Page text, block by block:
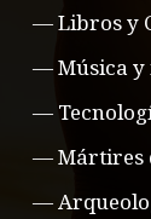
—Libros y
—Música y
—
—Mártires
—